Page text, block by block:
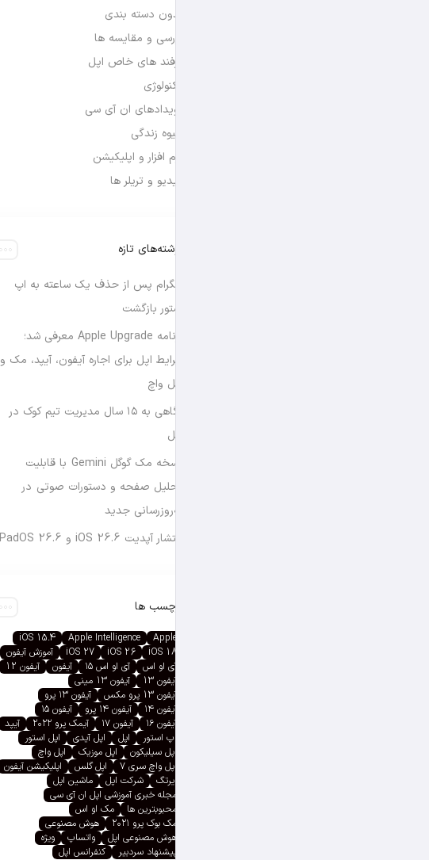
بدون دسته بندی
بررسی و مقایسه ها
ترفند های خاص اپل
تکنولوژی
رویدادهای ان آی سی
شیوه زندگی
نرم افزار و اپلیکیشن
ویدیو و تریلر ها
نوشته‌های تازه
تلگرام پس از حذف یک ساعته به اپ
استور بازگشت
برنامه Apple Upgrade معرفی شد؛
شرایط اپل برای اجاره آیفون، آیپد، مک و
اپل واچ
نگاهی به ۱۵ سال مدیریت تیم کوک در
اپل
نسخه مک گوگل Gemini با قابلیت
تحلیل صفحه و دستورات صوتی در
به‌روزرسانی جدید
انتشار آپدیت iOS 26.6 و iPadOS 26.6
برچسب ها
Apple
Apple Intelligence
iOS 15.4
iOS 18
iOS 26
iOS 27
آموزش آیفون
آی او اس
آی او اس ۱۵ آیفون
آیفون 12
آیفون 13
آیفون 13 مینی
آیفون 13 پرو مکس
آیفون ۱۳ پرو
آیفون ۱۴
آیفون ۱۴ پرو
آیفون ۱۵
آیفون ۱۶
آیفون ۱۷ آیمک پرو ۲۰۲۲
آیپد
اپ استور
اپل اپل آیدی
اپل استور
اپل سیلیکون
اپل موزیک
اپل واچ
اپل واچ سری ۷
اپل گلس
اپلیکیشن آیفون
ایرتگ
شرکت اپل
ماشین اپل
مجله خبری آموزشی اپل ان آی سی
محبوبترین ها
مک او اس
مک بوک پرو ۲۰۲۱
هوش مصنوعی
هوش مصنوعی اپل
واتساپ
ویژه
پیشنهاد سردبیر
کنفرانس اپل